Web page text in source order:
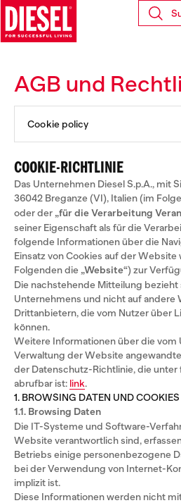
AGB und
Cookie policy
COOKIE-RICHTLINIE
Das Unternehmen Diesel S.p.A., mit
36042 Breganze (VI), Italien (im
oder der „für die Verarbeitung
seiner Eigenschaft als für die
folgende Informationen über die
Einsatz von Cookies auf der
Folgenden die „Website“) zur
Die nachstehende Mitteilung
Unternehmens und nicht auf andere
Drittanbietern, die vom Nutzer über
können.
Weitere Informationen über die vom
Verwaltung der Website
der Datenschutz-Richtlinie, die
abrufbar ist: link.
1. BROWSING DATEN UND COOKIES
1.1. Browsing Daten
Die IT-Systeme und Software-
Website verantwortlich sind,
Betriebs einige personenbezogene
bei der Verwendung von Internet-
implizit ist.
Diese Informationen werden nicht